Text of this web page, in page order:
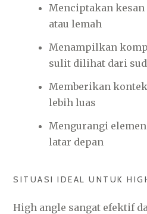
Menciptakan
atau lemah
Menampilkan
sulit dilihat dari
Memberikan
lebih luas
Mengurangi
latar depan
SITUASI IDEAL UNTUK
High angle sangat efektif